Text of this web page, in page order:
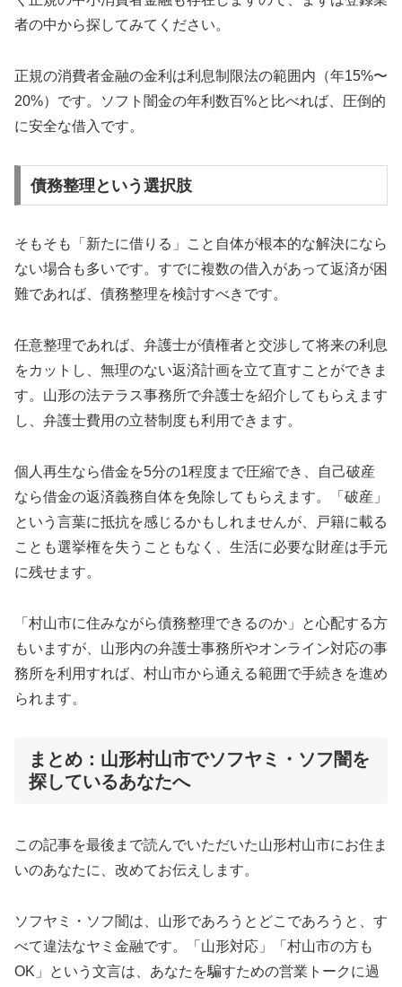
者の中から探してみてください。
正規の消費者金融の金利は利息制限法の範囲内（年15%〜
20%）です。ソフト闇金の年利数百%と比べれば、圧倒的
に安全な借入です。
債務整理という選択肢
そもそも「新たに借りる」こと自体が根本的な解決になら
ない場合も多いです。すでに複数の借入があって返済が困
難であれば、債務整理を検討すべきです。
任意整理であれば、弁護士が債権者と交渉して将来の利息
をカットし、無理のない返済計画を立て直すことができま
す。山形の法テラス事務所で弁護士を紹介してもらえます
し、弁護士費用の立替制度も利用できます。
個人再生なら借金を5分の1程度まで圧縮でき、自己破産
なら借金の返済義務自体を免除してもらえます。「破産」
という言葉に抵抗を感じるかもしれませんが、戸籍に載る
ことも選挙権を失うこともなく、生活に必要な財産は手元
に残せます。
「村山市に住みながら債務整理できるのか」と心配する方
もいますが、山形内の弁護士事務所やオンライン対応の事
務所を利用すれば、村山市から通える範囲で手続きを進め
られます。
まとめ：山形村山市でソフヤミ・ソフ闇を
探しているあなたへ
この記事を最後まで読んでいただいた山形村山市にお住ま
いのあなたに、改めてお伝えします。
ソフヤミ・ソフ闇は、山形であろうとどこであろうと、す
べて違法なヤミ金融です。「山形対応」「村山市の方も
OK」という文言は、あなたを騙すための営業トークに過